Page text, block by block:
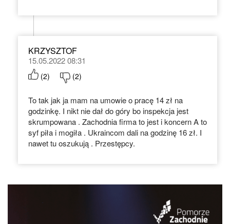
KRZYSZTOF
15.05.2022 08:31
(2) (2)
To tak jak ja mam na umowie o pracę 14 zł na
godzinkę. I nikt nie dał do góry bo inspekcja jest
skrumpowana . Zachodnia firma to jest i koncern A to
syf piła i mogiła . Ukraincom dali na godzinę 16 zł. I
nawet tu oszukują . Przestępcy.